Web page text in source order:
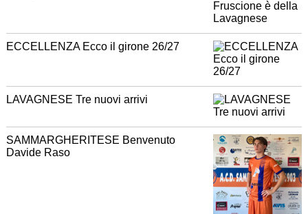
ECCELLENZA Ecco il girone 26/27
LAVAGNESE Tre nuovi arrivi
SAMMARGHERITESE Benvenuto
Davide Raso